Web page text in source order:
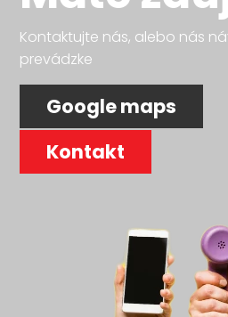
Kontaktujte nás, alebo nás
prevádzke
Google maps
Kontakt